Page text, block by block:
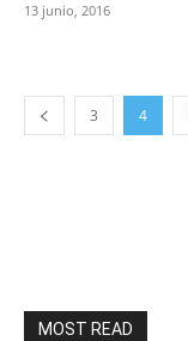
13 junio, 2016
3 4
MOST READ